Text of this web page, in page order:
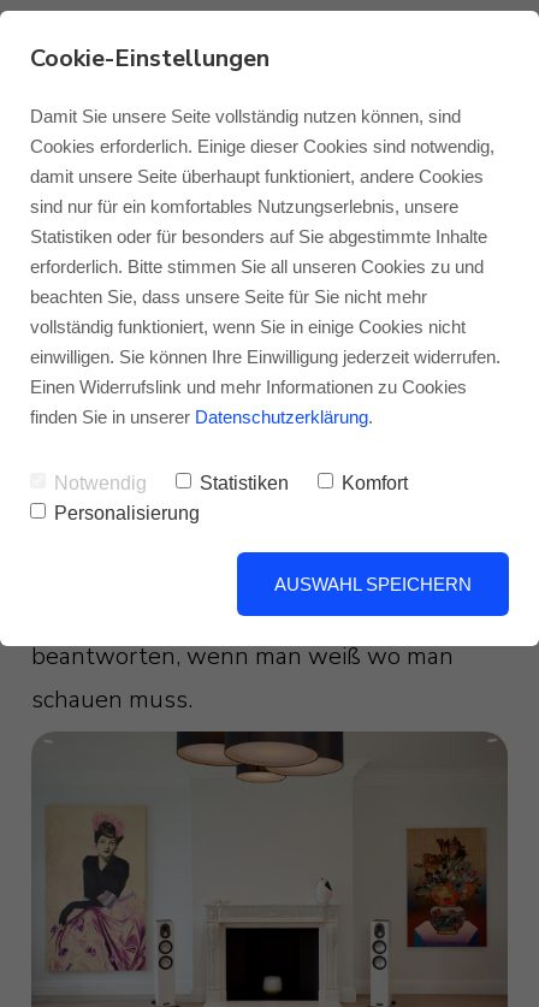
Monitor Audio
Monitor Audio Custom Install
Roksan
Blok
Blog Monitor Audio
Blog Roksan
Blog Blok
Was denken der
Entwickler und der
Designer über die
Monitor Audio Gold 5G-
Serie? Hier erfahren Sie
es!
Was macht die Gold-Serie eigentlich so
besonders? Zugegeben, die Frage ist
berechtigt. Aber auch relativ leicht zu
beantworten, wenn man weiß wo man
schauen muss.
Cookie-Einstellungen
Damit Sie unsere Seite vollständig nutzen können, sind
Cookies erforderlich. Einige dieser Cookies sind notwendig,
damit unsere Seite überhaupt funktioniert, andere Cookies
sind nur für ein komfortables Nutzungserlebnis, unsere
Statistiken oder für besonders auf Sie abgestimmte Inhalte
erforderlich. Bitte stimmen Sie all unseren Cookies zu und
beachten Sie, dass unsere Seite für Sie nicht mehr
vollständig funktioniert, wenn Sie in einige Cookies nicht
einwilligen. Sie können Ihre Einwilligung jederzeit widerrufen.
Einen Widerrufslink und mehr Informationen zu Cookies
finden Sie in unserer Datenschutzerklärung.
Notwendig Statistiken
Komfort
Personalisierung
AUSWAHL SPEICHERN